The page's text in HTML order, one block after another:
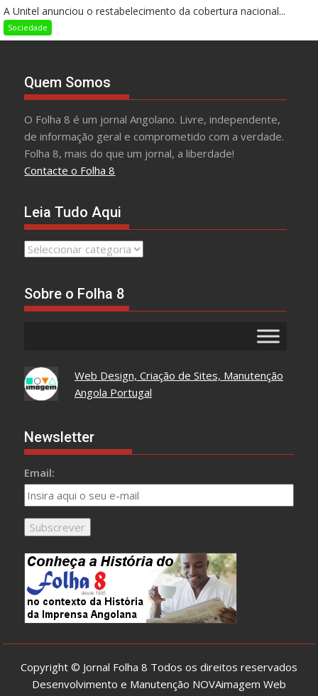
A Unitel anunciou o restabelecimento da cobertura nacional...
Sociedade
Quem Somos
O Folha 8 é um jornal Angolano. Livre, independente,
de informação geral e comprometido com a verdade.
Folha 8, mais do que um jornal, a liberdade!
Contacte o Folha 8
Leia Tudo Aqui
Leia
Sobre o Folha 8
Web Design, Criação de Sites, Manutenção
Angola Portugal
Newsletter
Email:
Copyright © Jornal Folha 8 Todos os direitos reservados
Desenvolvimento e Manutenção NOVAimagem Web